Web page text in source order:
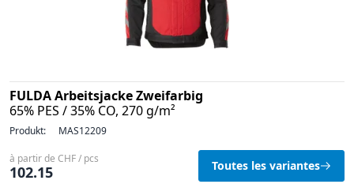
FULDA Arbeitsjacke Zweifarbig
65% PES / 35% CO, 270 g/m²
Produkt: MAS12209
à partir de CHF / pcs
102.15 Toutes les variantes